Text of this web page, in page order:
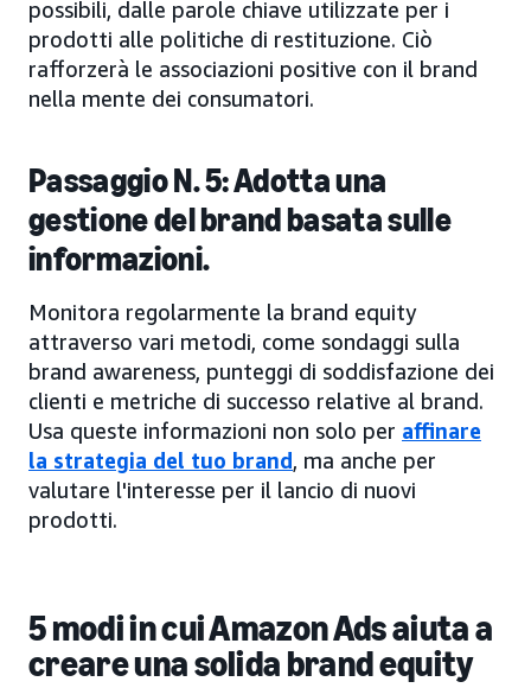
possibili, dalle parole chiave utilizzate per i
prodotti alle politiche di restituzione. Ciò
rafforzerà le associazioni positive con il brand
nella mente dei consumatori.
Passaggio N. 5: Adotta una
gestione del brand basata sulle
informazioni.
Monitora regolarmente la brand equity
attraverso vari metodi, come sondaggi sulla
brand awareness, punteggi di soddisfazione dei
clienti e metriche di successo relative al brand.
Usa queste informazioni non solo per affinare
la strategia del tuo brand, ma anche per
valutare l'interesse per il lancio di nuovi
prodotti.
5 modi in cui Amazon Ads aiuta a
creare una solida brand equity